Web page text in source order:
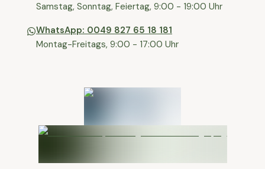
⁠Samstag, Sonntag, Feiertag, 9:00 - 19:00 Uhr
WhatsApp: 0049 827 65 18 181
Montag-Freitags, 9:00 - 17:00 Uhr